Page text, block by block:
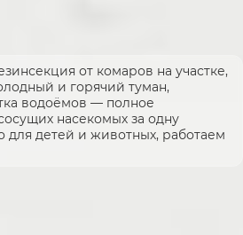
от комаров на участке,
и горячий туман,
водоёмов — полное
насекомых за одну
для детей и животных, работаем